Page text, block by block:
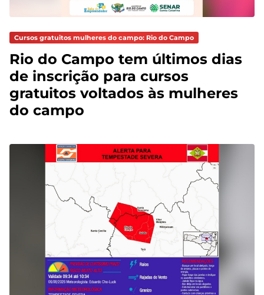
Cursos gratuitos mulheres do campo: Rio do Campo
Rio do Campo tem últimos dias
de inscrição para cursos
gratuitos voltados às mulheres
do campo